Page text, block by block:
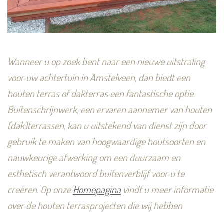
Wanneer u op zoek bent naar een nieuwe uitstraling
voor uw achtertuin in Amstelveen, dan biedt een
houten terras of dakterras een fantastische optie.
Buitenschrijnwerk, een ervaren aannemer van houten
(dak)terrassen, kan u uitstekend van dienst zijn door
gebruik te maken van hoogwaardige houtsoorten en
nauwkeurige afwerking om een duurzaam en
esthetisch verantwoord buitenverblijf voor u te
creëren. Op onzeHomepagina vindt u meer informatie
over de houten terrasprojecten die wij hebben